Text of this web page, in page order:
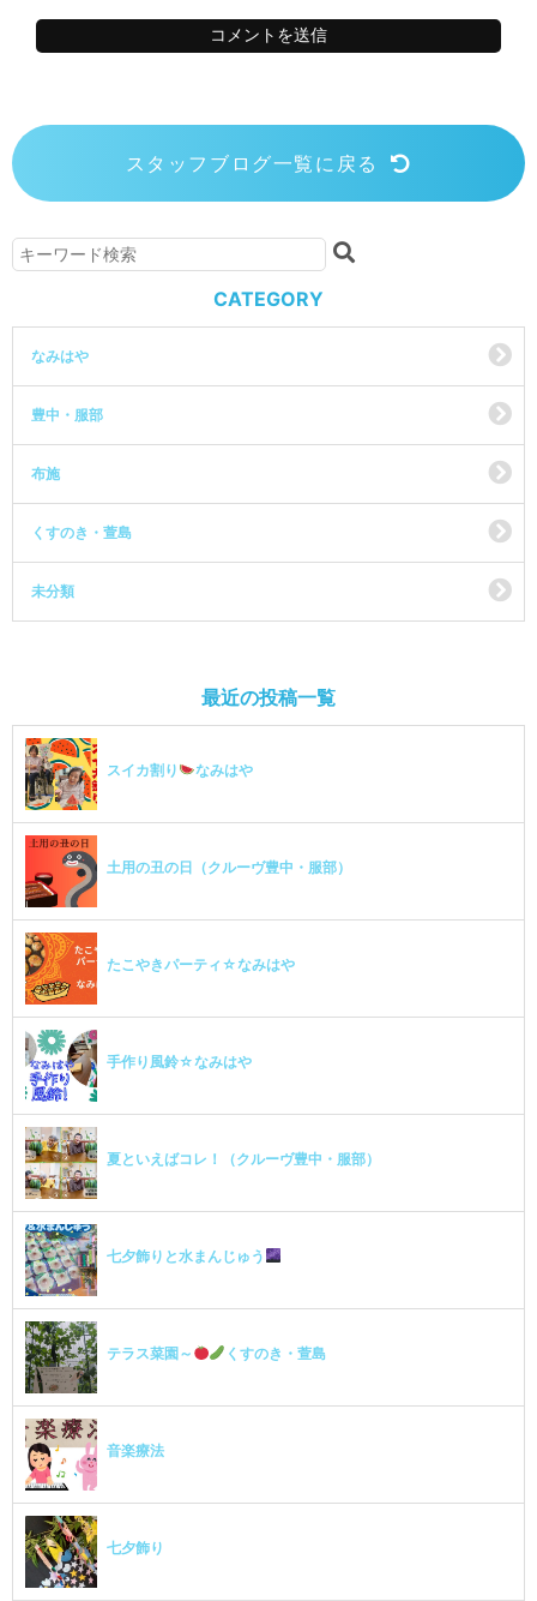
スタッフブログ一覧に戻る
CATEGORY
なみはや
豊中・服部
布施
くすのき・萱島
未分類
最近の投稿一覧
スイカ割り なみはや
土用の丑の日（クルーヴ豊中・服部）
たこやきパーティ☆なみはや
手作り風鈴☆なみはや
夏といえばコレ！（クルーヴ豊中・服部）
七夕飾りと水まんじゅう
テラス菜園～ くすのき・萱島
音楽療法
七夕飾り